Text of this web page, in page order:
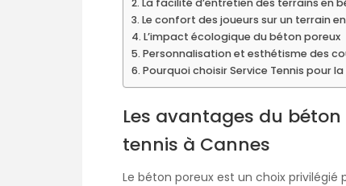
La facilité d’entretien des terrains en
Le confort des joueurs sur un terrain
L’impact écologique du béton poreux
Personnalisation et esthétisme des
Pourquoi choisir Service Tennis pour
Les avantages du
tennis à Cannes
Le béton poreux est un choix privilégié